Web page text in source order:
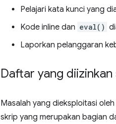
Pelajari kata kunci yang
Kode inline dan eval()
Laporkan pelanggaran
Daftar yang
Masalah yang dieksploitasi
skrip yang merupakan bagian